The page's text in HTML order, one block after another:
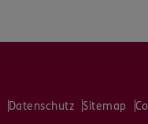
Datenschutz Sitemap